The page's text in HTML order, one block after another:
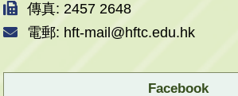
傳真: 2457 2648
電郵: hft-mail@hftc.edu.hk
Facebook